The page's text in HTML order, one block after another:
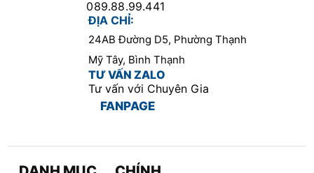
089.88.99.441
ĐỊA CHỈ:
24AB Đường D5, Phường Thạnh
Mỹ Tây, Bình Thạnh
TƯ VẤN ZALO
Tư vấn với Chuyên Gia
FANPAGE